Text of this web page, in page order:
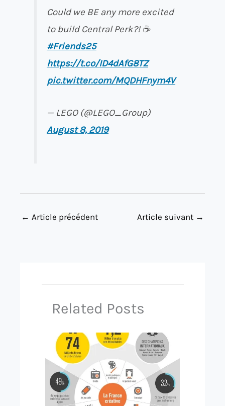
Could we BE any more excited
to build Central Perk?! ☕️
#Friends25
https://t.co/ID4dAfG8TZ
pic.twitter.com/MQDHFnym4V
— LEGO (@LEGO_Group)
August 8, 2019
← Article précédent Article suivant →
Related Posts